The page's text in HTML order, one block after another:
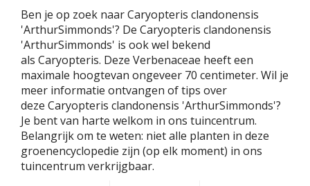
Ben je op zoek naar Caryopteris clandonensis
'ArthurSimmonds'? De Caryopteris clandonensis
'ArthurSimmonds' is ook wel bekend
als Caryopteris. Deze Verbenaceae heeft een
maximale hoogtevan ongeveer 70 centimeter. Wil je
meer informatie ontvangen of tips over
deze Caryopteris clandonensis 'ArthurSimmonds'?
Je bent van harte welkom in ons tuincentrum.
Belangrijk om te weten: niet alle planten in deze
groenencyclopedie zijn (op elk moment) in ons
tuincentrum verkrijgbaar.